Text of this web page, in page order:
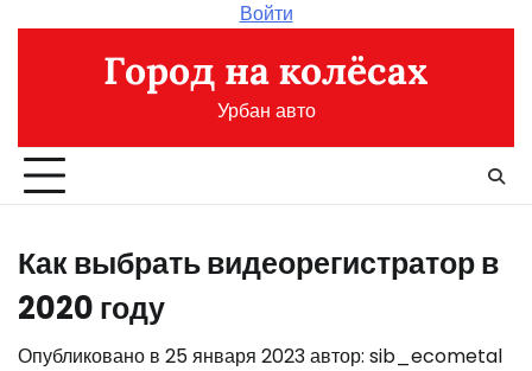
содержимому
Войти
Город на колёсах
Урбан авто
Как выбрать видеорегистратор в
2020 году
Опубликовано в 25 января 2023автор: sib_ecometal